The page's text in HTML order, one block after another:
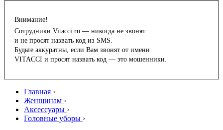
Внимание!
Сотрудники Vitacci.ru — никогда не звонят
и не просят назвать код из SMS.
Будьте аккуратны, если Вам звонят от имени
VITACCI и просят назвать код — это мошенники.
Главная ›
Женщинам ›
Аксессуары ›
Головные уборы ›